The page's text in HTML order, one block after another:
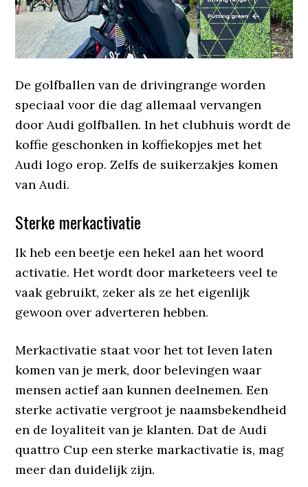
De golfballen van de drivingrange worden
speciaal voor die dag allemaal vervangen
door Audi golfballen. In het clubhuis wordt de
koffie geschonken in koffiekopjes met het
Audi logo erop. Zelfs de suikerzakjes komen
van Audi.
Sterke merkactivatie
Ik heb een beetje een hekel aan het woord
activatie. Het wordt door marketeers veel te
vaak gebruikt, zeker als ze het eigenlijk
gewoon over adverteren hebben.
Merkactivatie staat voor het tot leven laten
komen van je merk, door belevingen waar
mensen actief aan kunnen deelnemen. Een
sterke activatie vergroot je naamsbekendheid
en de loyaliteit van je klanten. Dat de Audi
quattro Cup een sterke markactivatie is, mag
meer dan duidelijk zijn.